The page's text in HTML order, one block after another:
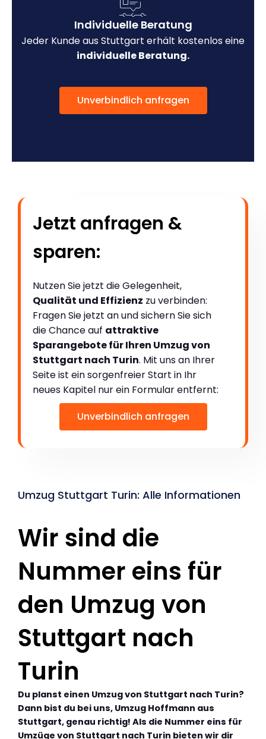
Individuelle Beratung
Jeder Kunde aus Stuttgart erhält kostenlos eine
individuelle Beratung.
Unverbindlich anfragen
Jetzt anfragen &
sparen:
Nutzen Sie jetzt die Gelegenheit,
Qualität und Effizienz zu verbinden:
Fragen Sie jetzt an und sichern Sie sich
die Chance auf attraktive
Sparangebote für Ihren Umzug von
Stuttgart nach Turin. Mit uns an Ihrer
Seite ist ein sorgenfreier Start in Ihr
neues Kapitel nur ein Formular entfernt:
Unverbindlich anfragen
Umzug Stuttgart Turin: Alle Informationen
Wir sind die
Nummer eins für
den Umzug von
Stuttgart nach
Turin
Du planst einen Umzug von Stuttgart nach Turin?
Dann bist du bei uns, Umzug Hoffmann aus
Stuttgart, genau richtig! Als die Nummer eins für
Umzüge von Stuttgart nach Turin bieten wir dir